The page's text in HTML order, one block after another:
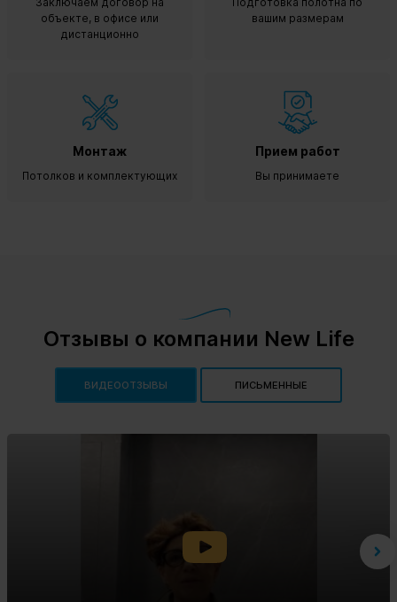
объекте, в офисе или
дистанционно
вашим размерам
Монтаж
Потолков и комплектующих
Прием работ
Вы принимаете
Отзывы о компании New Life
ВИДЕООТЗЫВЫ ПИСЬМЕННЫЕ